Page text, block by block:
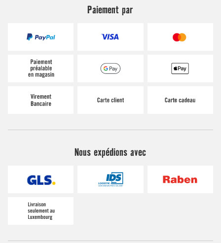
Paiement par
Nous expédions avec